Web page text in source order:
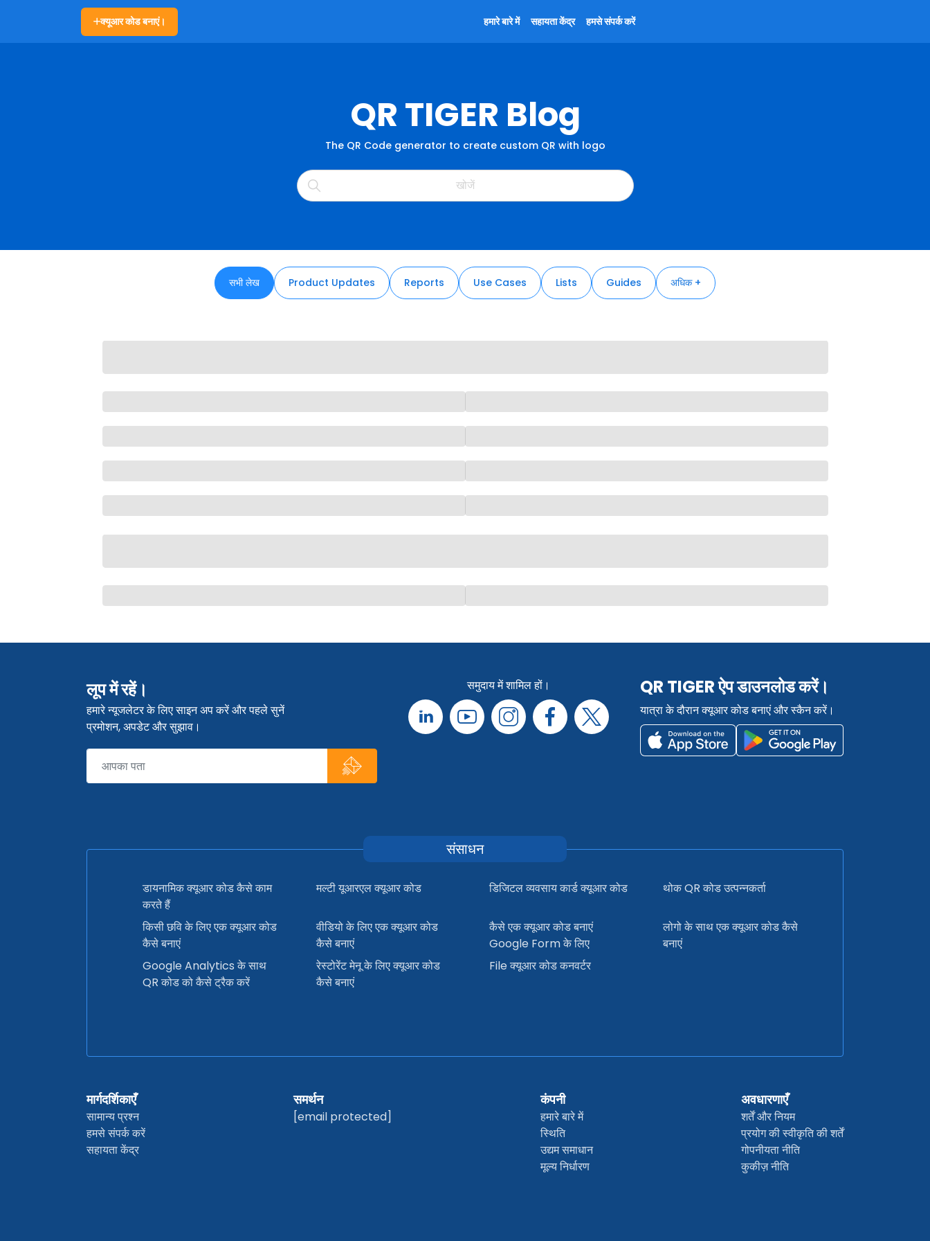
क्यूआर कोड बनाएं। हमारे बारे में सहायता केंद्र हमसे संपर्क करें
QR TIGER Blog
The QR Code generator to create custom QR with logo
सभी लेख Product Updates Reports Use Cases Lists Guides अधिक +
लूप में रहें।
हमारे न्यूजलेटर के लिए साइन अप करें और पहले सुनें
प्रमोशन, अपडेट और सुझाव।
समुदाय में शामिल हों। QR TIGER ऐप डाउनलोड करें।
यात्रा के दौरान क्यूआर कोड बनाएं और स्कैन करें।
संसाधन
डायनामिक क्यूआर कोड कैसे काम
करते हैं
मल्टी यूआरएल क्यूआर कोड डिजिटल व्यवसाय कार्ड क्यूआर कोड थोक QR कोड उत्पन्नकर्ता
किसी छवि के लिए एक क्यूआर कोड
कैसे बनाएं
वीडियो के लिए एक क्यूआर कोड
कैसे बनाएं
कैसे एक क्यूआर कोड बनाएं
Google Form के लिए
लोगो के साथ एक क्यूआर कोड कैसे
बनाएं
Google Analytics के साथ
QR कोड को कैसे ट्रैक करें
रेस्टोरेंट मेनू के लिए क्यूआर कोड
कैसे बनाएं
File क्यूआर कोड कनवर्टर
मार्गदर्शिकाएँ
सामान्य प्रश्न
हमसे संपर्क करें
सहायता केंद्र
समर्थन
[email protected]
कंपनी
हमारे बारे में
स्थिति
उद्यम समाधान
मूल्य निर्धारण
अवधारणाएँ
शर्तें और नियम
प्रयोग की स्वीकृति की शर्तें
गोपनीयता नीति
कुकीज़ नीति